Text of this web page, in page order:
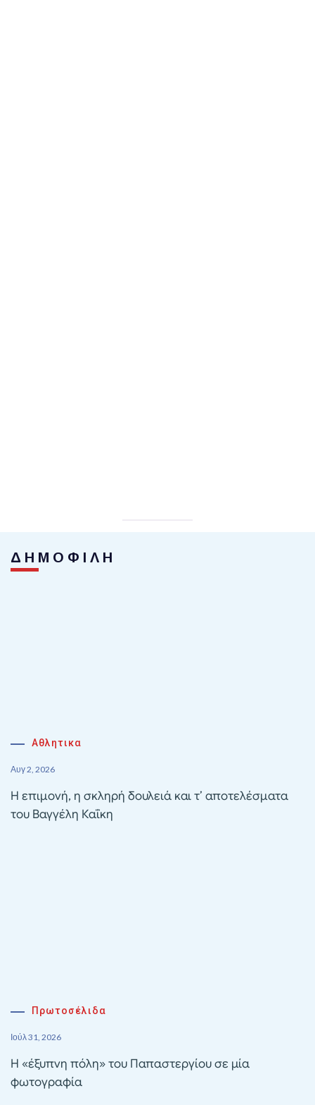
ΔΗΜΟΦΙΛΗ
Αθλητικα
Αυγ 2, 2026
Η επιμονή, η σκληρή δουλειά και τ’ αποτελέσματα
του Βαγγέλη Καΐκη
Πρωτοσέλιδα
Ιούλ 31, 2026
Η «έξυπνη πόλη» του Παπαστεργίου σε μία
φωτογραφία